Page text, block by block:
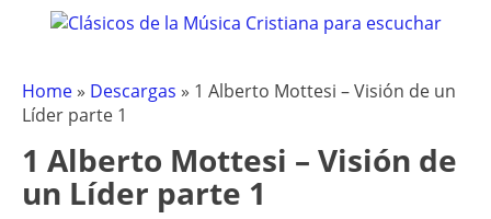
CLÁSICOS DE LA MÚSICA
.COM
Clásicos de la Música Cristiana para escuchar
Home » Descargas » 1 Alberto Mottesi – Visión de un
Líder parte 1
1 Alberto Mottesi – Visión de
un Líder parte 1